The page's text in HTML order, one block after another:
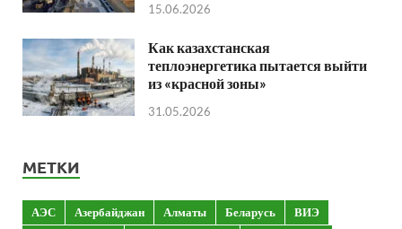
15.06.2026
Как казахстанская
теплоэнергетика пытается выйти
из «красной зоны»
31.05.2026
МЕТКИ
АЭС Азербайджан Алматы Беларусь
ВИЭ